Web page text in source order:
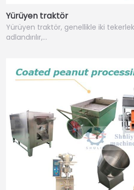
Yürüyen traktör
Yürüyen traktör, genellikle iki
adlandırılır,…